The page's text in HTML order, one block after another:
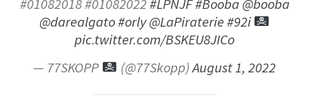
#01082018 #01082022#LPNJF#Booba @booba
@darealgato#orly@LaPiraterie#92i
pic.twitter.com/BSKEU8JICo
— 77SKOPP
(@77Skopp)August 1, 2022